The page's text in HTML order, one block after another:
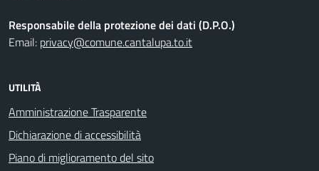
Responsabile della protezione dei dati (D.P.O.)
Email: privacy@comune.cantalupa.to.it
UTILITÀ
Amministrazione Trasparente
Dichiarazione di accessibilità
Piano di miglioramento del sito